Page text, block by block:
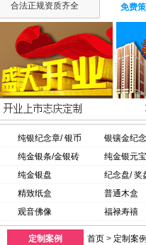
合法正规资质齐全 免费
纯银纪念章/ 银币
银镶金纪
纯金银条/金银砖
纯金银元宝
纯金银盘
纪念盘/ 奖
精致纸盒
普通木盒
观音佛像 福禄寿禧
定制案例 首页 > 定制案